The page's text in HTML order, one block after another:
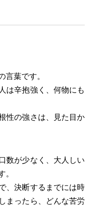
言葉です。
は辛抱強く、何物にも
性の強さは、見た目か
数が少なく、大人しい
。
、決断するまでには時
まったら、どんな苦労